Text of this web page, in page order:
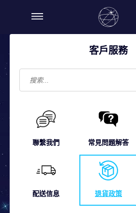
客戶服務
聯繫我們 常見問題解答
配送信息 退貨政策